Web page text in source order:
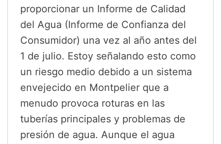
proporcionar un Informe de Calidad
del Agua (Informe de Confianza del
Consumidor) una vez al año antes del
1 de julio. Estoy señalando esto como
un riesgo medio debido a un sistema
envejecido en Montpelier que a
menudo provoca roturas en las
tuberías principales y problemas de
presión de agua. Aunque el agua